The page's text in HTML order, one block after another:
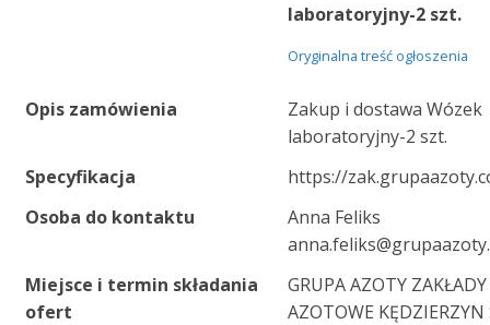
laboratoryjny-2 szt.
Oryginalna treść ogłoszenia
Opis zamówienia
Zakup i dostawa Wózek
laboratoryjny-2 szt.
Specyfikacja
https://
Osoba do kontaktu
Anna Feliks
Miejsce i termin składania
ofert
GRUPA AZOTY ZAKŁADY
AZOTOWE KĘDZIERZYN